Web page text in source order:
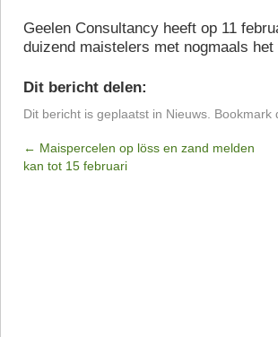
Geelen Consultancy heeft op 11
duizend maistelers met nogmaals
Dit bericht delen:
Dit bericht is geplaatst in Nieuws . Bookmark
← Maispercelen op löss en zand melden
kan tot 15 februari